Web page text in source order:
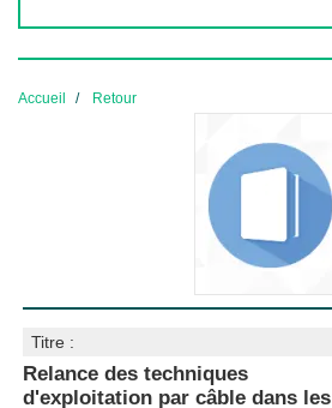
Accueil Retour
Titre :
Relance des techniques
d'exploitation par câble dans les